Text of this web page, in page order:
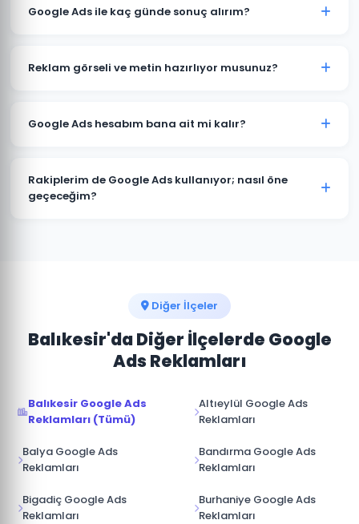
Google Ads ile kaç günde sonuç alırım?
kampanyası genellikle 7-14 gün içinde anlamlı trafik
Reklam görseli ve metin hazırlıyor musunuz?
görsel tasarımlar ve video reklamlar dahil tüm kreatif
Google Ads hesabım bana ait mi kalır?
müşterimize aittir. Ajans erişimi yönetici (admin)
seviyesinde değil, reklam yöneticisi seviyesinde
Rakiplerim de Google Ads kullanıyor; nasıl öne
geçeceğim?
yöneterek üstünlük sağlıyoruz.
Diğer İlçeler
Balıkesir'da Diğer İlçelerde Google
Ads Reklamları
Balıkesir Google Ads
Reklamları (Tümü)
Altıeylül Google Ads
Reklamları
Balya Google Ads
Reklamları
Bandırma Google Ads
Reklamları
Bigadiç Google Ads
Reklamları
Burhaniye Google Ads
Reklamları